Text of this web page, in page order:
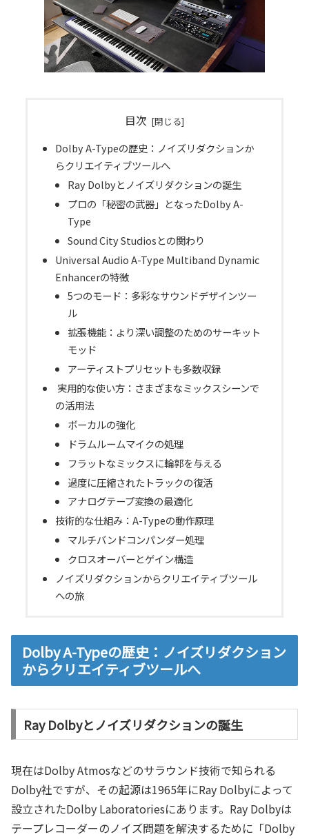
目次
Dolby A-Typeの歴史：ノイズリダクションか
らクリエイティブツールへ
Ray Dolbyとノイズリダクションの誕生
プロの「秘密の武器」となったDolby A-
Type
Sound City Studiosとの関わり
Universal Audio A-Type Multiband Dynamic
Enhancerの特徴
5つのモード：多彩なサウンドデザインツー
ル
拡張機能：より深い調整のためのサーキット
モッド
アーティストプリセットも多数収録
実用的な使い方：さまざまなミックスシーンで
の活用法
ボーカルの強化
ドラムルームマイクの処理
フラットなミックスに輪郭を与える
過度に圧縮されたトラックの復活
アナログテープ変換の最適化
技術的な仕組み：A-Typeの動作原理
マルチバンドコンパンダー処理
クロスオーバーとゲイン構造
ノイズリダクションからクリエイティブツール
への旅
Dolby A-Typeの歴史：ノイズリダクション
からクリエイティブツールへ
Ray Dolbyとノイズリダクションの誕生
現在はDolby Atmosなどのサラウンド技術で知られる
Dolby社ですが、その起源は1965年にRay Dolbyによって
設立されたDolby Laboratoriesにあります。Ray Dolbyは
テープレコーダーのノイズ問題を解決するために「Dolby